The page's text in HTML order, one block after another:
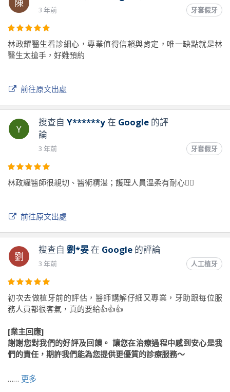
3 年前 牙套假牙
林政耀醫生看診細心，專業值得信賴與肯定，唯一缺點就是林
醫生太搶手，好難預約
前往原文出處
Y
搜查自 Y******y在 Google的評
論
3 年前 牙套假牙
林政耀醫師很親切、醫術精湛；護理人員溫柔有耐心👍🏻
前往原文出處
劉
搜查自 劉*晏在 Google的評論
3 年前 人工植牙
初次去做植牙前的評估，醫師講解仔細又專業，牙助跟每位服
務人員都很客氣，真的要給👍👍👍
[業主回應]
謝謝您對我們的好評及回饋。 讓您在治療過程中感到安心是我
們的責任，期許我們能為您提供更優質的診療服務～
…… 更多